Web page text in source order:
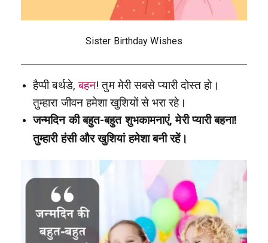
Sister Birthday Wishes
हैप्पी बर्थडे,बहन! तुम मेरी सबसे प्यारी दोस्त हो।
तुम्हारा जीवन हमेशा खुशियों से भरा रहे।
जन्मदिन की बहुत-बहुत शुभकामनाएं, मेरी प्यारी बहना!
तुम्हारी हंसी और खुशियां हमेशा बनी रहें।